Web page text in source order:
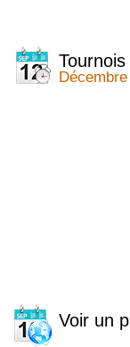
2013
2353 tournois
2012
2556 tournois
2011
2671 tournois
Voir un